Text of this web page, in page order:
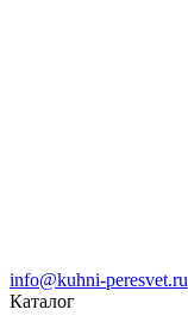
info@kuhni-peresvet.ru
Каталог